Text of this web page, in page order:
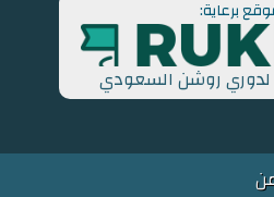
برعاية:
لدوري روشن السعودي